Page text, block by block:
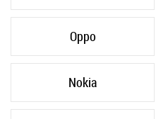
Oppo
Nokia